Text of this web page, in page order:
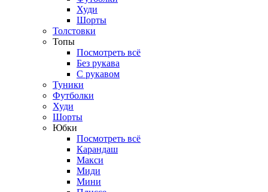
Худи
Шорты
Толстовки
Топы
Посмотреть всё
Без рукава
С рукавом
Туники
Футболки
Худи
Шорты
Юбки
Посмотреть всё
Карандаш
Макси
Миди
Мини